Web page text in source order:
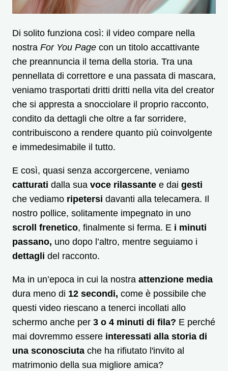
Di solito funziona così: il video compare nella
nostra For You Page con un titolo accattivante
che preannuncia il tema della storia. Tra una
pennellata di correttore e una passata di mascara,
veniamo trasportati dritti dritti nella vita del creator
che si appresta a snocciolare il proprio racconto,
condito da dettagli che oltre a far sorridere,
contribuiscono a rendere quanto più coinvolgente
e immedesimabile il tutto.
E così, quasi senza accorgercene, veniamo
catturati dalla sua voce rilassante e dai gesti
che vediamo ripetersi davanti alla telecamera. Il
nostro pollice, solitamente impegnato in uno
scroll frenetico, finalmente si ferma. E i minuti
passano, uno dopo l’altro, mentre seguiamo i
dettagli del racconto.
Ma in un’epoca in cui la nostra attenzione media
dura meno di 12 secondi, come è possibile che
questi video riescano a tenerci incollati allo
schermo anche per 3 o 4 minuti di fila? E perché
mai dovremmo essere interessati alla storia di
una sconosciuta che ha rifiutato l'invito al
matrimonio della sua migliore amica?